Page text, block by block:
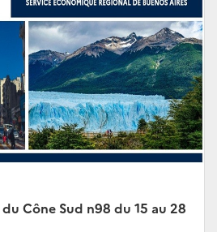
Cône Sud n98 du 15 au 28